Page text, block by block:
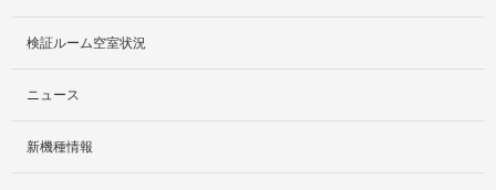
社外貸出プラン
検証ルーム
料金プラン
検証ルーム空室状況
ニュース
新機種情報